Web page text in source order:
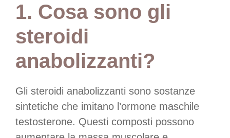
1. Cosa sono gli
steroidi
anabolizzanti?
Gli steroidi anabolizzanti sono sostanze
sintetiche che imitano l’ormone maschile
testosterone. Questi composti possono